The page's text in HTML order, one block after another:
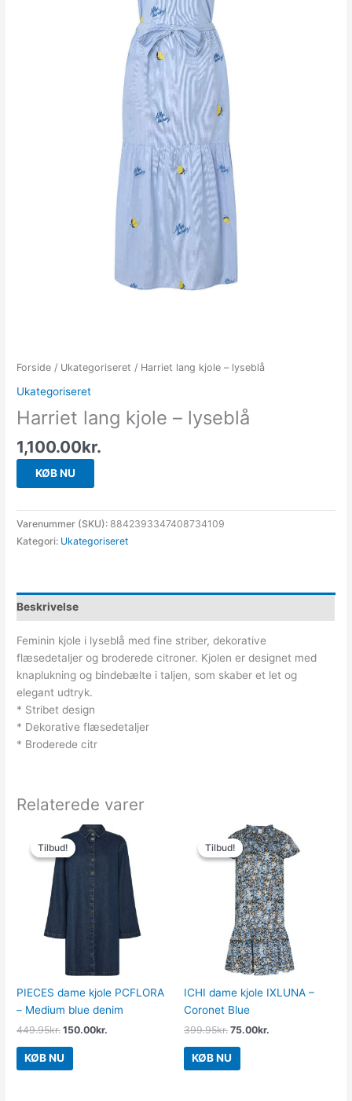
Forside / Ukategoriseret / Harriet lang kjole – lyseblå
Ukategoriseret
Harriet lang kjole – lyseblå
1,100.00kr.
KØB NU
Varenummer (SKU):8842393347408734109
Kategori: Ukategoriseret
Beskrivelse
Feminin kjole i lyseblå med fine striber, dekorative
flæsedetaljer og broderede citroner. Kjolen er designet med
knaplukning og bindebælte i taljen, som skaber et let og
elegant udtryk.
* Stribet design
* Dekorative flæsedetaljer
* Broderede citr
Relaterede varer
Tilbud!
Tilbud!
PIECES dame kjole PCFLORA
– Medium blue denim
449.95kr.
Den
oprindelige
pris
449.95kr..
150.00kr.
Den
aktuelle
150.00kr..
KØB NU
Tilbud!
Tilbud!
ICHI dame kjole IXLUNA –
Coronet Blue
399.95kr.
Den
oprindelige
pris
var:
399.95kr..
75.00kr.
Den
aktuelle
pris
er:
75.00kr..
KØB NU